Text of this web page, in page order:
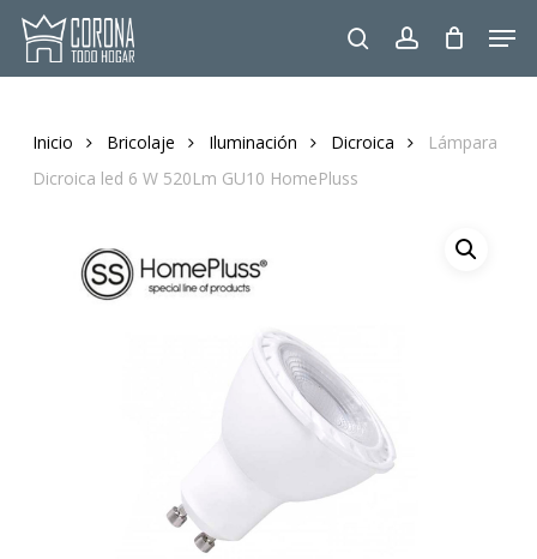
Skip
main
searchaccount
Inicio Bricolaje Iluminación Dicroica
Lámpara
Dicroica led 6 W 520Lm GU10 HomePluss